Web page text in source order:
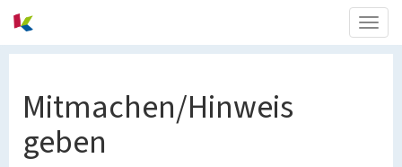
Mitmachen/Hinweis
geben